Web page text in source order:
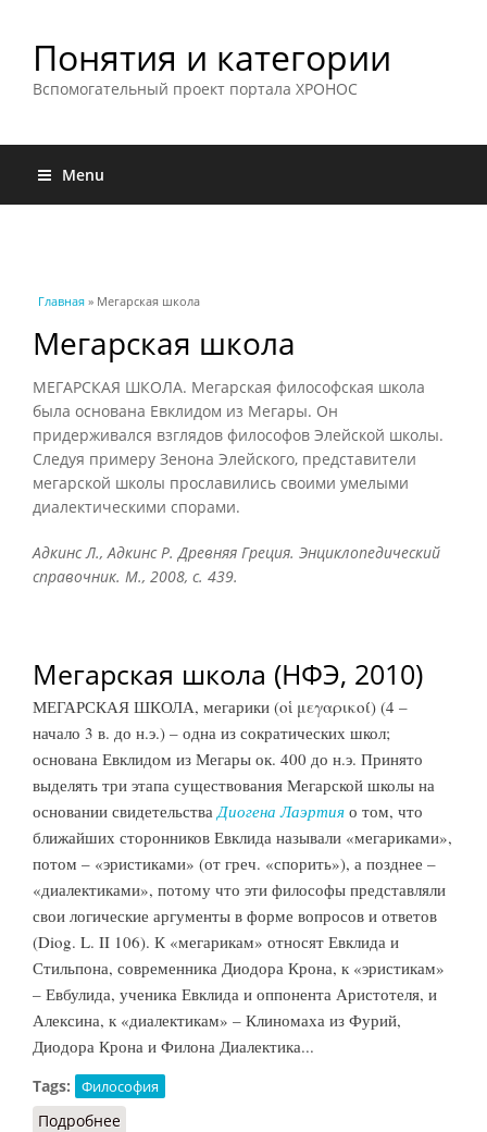
Понятия и категории
Вспомогательный проект портала ХРОНОС
Menu
Вы здесь
Главная » Мегарская школа
Мегарская школа
МЕГАРСКАЯ ШКОЛА. Мегарская философская школа
была основана Евклидом из Мегары. Он
придерживался взглядов философов Элейской школы.
Следуя примеру Зенона Элейского, представители
мегарской школы прославились своими умелыми
диалектическими спорами.
Адкинс Л., Адкинс Р. Древняя Греция. Энциклопедический
справочник. М., 2008, с. 439.
Мегарская школа (НФЭ, 2010)
МЕГАРСКАЯ ШКОЛА, мегарики (οἱ μεγαρικοί) (4 –
начало 3 в. до н.э.) – одна из сократических школ;
основана Евклидом из Мегары ок. 400 до н.э. Принято
выделять три этапа существования Мегарской школы на
основании свидетельства Диогена Лаэртия о том, что
ближайших сторонников Евклида называли «мегариками»,
потом – «эристиками» (от греч. «спорить»), а позднее –
«диалектиками», потому что эти философы представляли
свои логические аргументы в форме вопросов и ответов
(Diog. L. II 106). К «мегарикам» относят Евклида и
Стильпона, современника Диодора Крона, к «эристикам»
– Евбулида, ученика Евклида и оппонента Аристотеля, и
Алексина, к «диалектикам» – Клиномаха из Фурий,
Диодора Крона и Филона Диалектика...
Tags: Философия
Подробнее